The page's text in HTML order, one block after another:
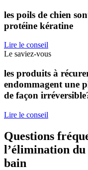
les poils de chien
protéine kératine
Lire le conseil
Le saviez-vous
les produits à
endommagent une
de façon
Lire le conseil
Questions
l’élimination du
bain